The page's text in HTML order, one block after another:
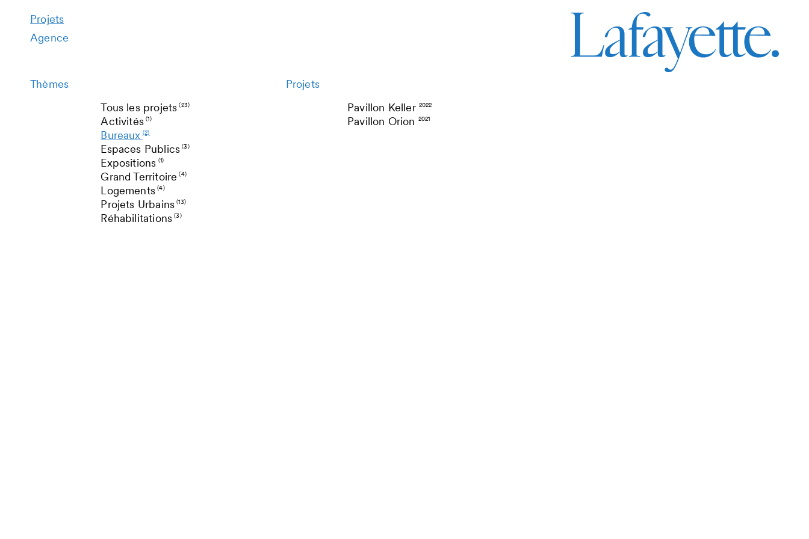
Projets
Agence
Thèmes
Projets
Tous les projets(23)
Activités(1)
Bureaux(2)
Espaces Publics(3)
Expositions (1)
Grand Territoire(4)
Logements(4)
Projets Urbains(13)
Réhabilitations(3)
Pavillon Keller 2022
Pavillon Orion 2021